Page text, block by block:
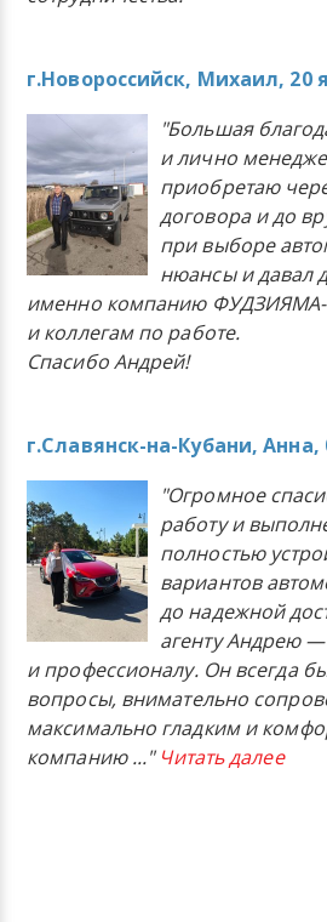
г.Новороссийск, Михаил, 20
"Большая
и лично
приобретаю
договора и до
при выборе
нюансы и давал
именно компанию
и коллегам по работе.
Спасибо Андрей!
г.Славянск-на-Кубани, Анна,
"Огромное
работу и
полностью
вариантов
до надежной
агенту Андрею
и профессионалу. Он всегда
вопросы, внимательно
максимально гладким и
компанию..." Читать далее